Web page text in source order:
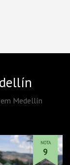
Medellín
NOTA
9